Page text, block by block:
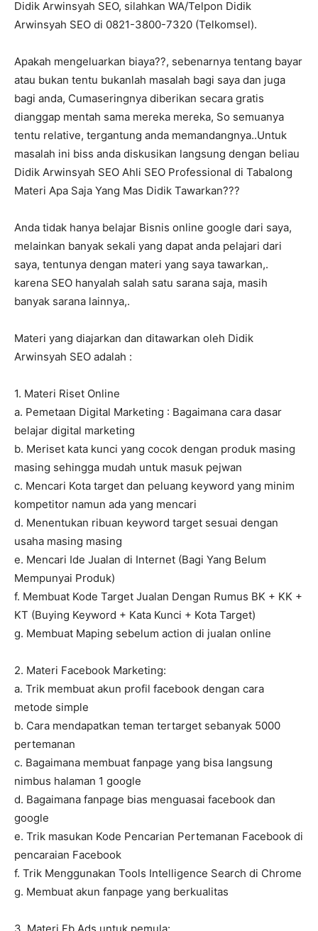
Didik Arwinsyah SEO, silahkan WA/Telpon Didik
Arwinsyah SEO di 0821-3800-7320 (Telkomsel).
Apakah mengeluarkan biaya??, sebenarnya tentang bayar
atau bukan tentu bukanlah masalah bagi saya dan juga
bagi anda, Cumaseringnya diberikan secara gratis
dianggap mentah sama mereka mereka, So semuanya
tentu relative, tergantung anda memandangnya..Untuk
masalah ini biss anda diskusikan langsung dengan beliau
Didik Arwinsyah SEO Ahli SEO Professional di Tabalong
Materi Apa Saja Yang Mas Didik Tawarkan???
Anda tidak hanya belajar Bisnis online google dari saya,
melainkan banyak sekali yang dapat anda pelajari dari
saya, tentunya dengan materi yang saya tawarkan,.
karena SEO hanyalah salah satu sarana saja, masih
banyak sarana lainnya,.
Materi yang diajarkan dan ditawarkan oleh Didik
Arwinsyah SEO adalah :
1. Materi Riset Online
a. Pemetaan Digital Marketing : Bagaimana cara dasar
belajar digital marketing
b. Meriset kata kunci yang cocok dengan produk masing
masing sehingga mudah untuk masuk pejwan
c. Mencari Kota target dan peluang keyword yang minim
kompetitor namun ada yang mencari
d. Menentukan ribuan keyword target sesuai dengan
usaha masing masing
e. Mencari Ide Jualan di Internet (Bagi Yang Belum
Mempunyai Produk)
f. Membuat Kode Target Jualan Dengan Rumus BK + KK +
KT (Buying Keyword + Kata Kunci + Kota Target)
g. Membuat Maping sebelum action di jualan online
2. Materi Facebook Marketing:
a. Trik membuat akun profil facebook dengan cara
metode simple
b. Cara mendapatkan teman tertarget sebanyak 5000
pertemanan
c. Bagaimana membuat fanpage yang bisa langsung
nimbus halaman 1 google
d. Bagaimana fanpage bias menguasai facebook dan
google
e. Trik masukan Kode Pencarian Pertemanan Facebook di
pencaraian Facebook
f. Trik Menggunakan Tools Intelligence Search di Chrome
g. Membuat akun fanpage yang berkualitas